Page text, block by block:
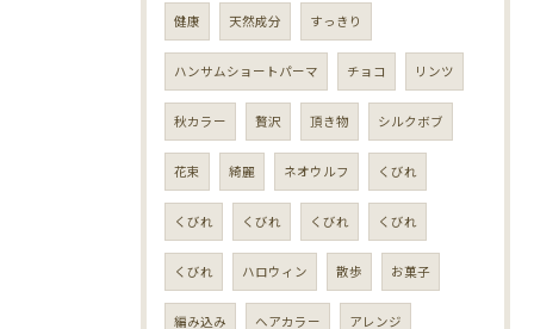
健康 天然成分 すっきり
ハンサムショートパーマ チョコ リンツ
秋カラー 贅沢 頂き物 シルクボブ
花束 綺麗 ネオウルフ くびれ
くびれ くびれ くびれ くびれ
くびれ ハロウィン 散歩 お菓子
編み込み ヘアカラー アレンジ